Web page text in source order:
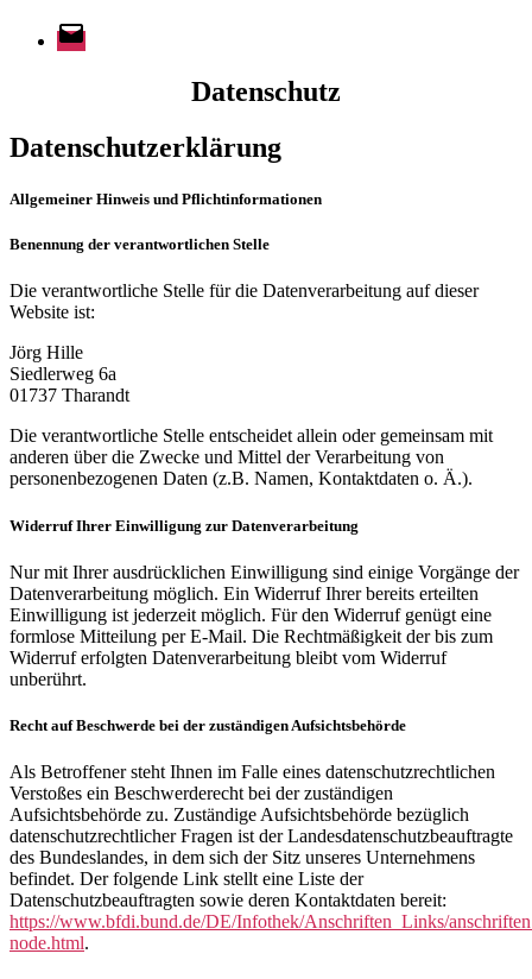
E-
Mail
Datenschutz
Datenschutzerklärung
Allgemeiner Hinweis und Pflichtinformationen
Benennung der verantwortlichen Stelle
Die verantwortliche Stelle für die Datenverarbeitung auf dieser
Website ist:
Jörg Hille
Siedlerweg 6a
01737 Tharandt
Die verantwortliche Stelle entscheidet allein oder gemeinsam mit
anderen über die Zwecke und Mittel der Verarbeitung von
personenbezogenen Daten (z.B. Namen, Kontaktdaten o. Ä.).
Widerruf Ihrer Einwilligung zur Datenverarbeitung
Nur mit Ihrer ausdrücklichen Einwilligung sind einige Vorgänge der
Datenverarbeitung möglich. Ein Widerruf Ihrer bereits erteilten
Einwilligung ist jederzeit möglich. Für den Widerruf genügt eine
formlose Mitteilung per E-Mail. Die Rechtmäßigkeit der bis zum
Widerruf erfolgten Datenverarbeitung bleibt vom Widerruf
unberührt.
Recht auf Beschwerde bei der zuständigen Aufsichtsbehörde
Als Betroffener steht Ihnen im Falle eines datenschutzrechtlichen
Verstoßes ein Beschwerderecht bei der zuständigen
Aufsichtsbehörde zu. Zuständige Aufsichtsbehörde bezüglich
datenschutzrechtlicher Fragen ist der Landesdatenschutzbeauftragte
des Bundeslandes, in dem sich der Sitz unseres Unternehmens
befindet. Der folgende Link stellt eine Liste der
Datenschutzbeauftragten sowie deren Kontaktdaten bereit:
https://www.bfdi.bund.de/DE/Infothek/Anschriften_Links/
node.html.